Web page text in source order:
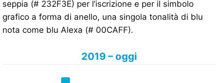
seppia (# 232F3E) per l’iscrizione e per il simbolo
grafico a forma di anello, una singola tonalità di blu
nota come blu Alexa (# 00CAFF).
2019 – oggi